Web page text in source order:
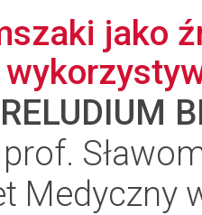
jako
Medyczny